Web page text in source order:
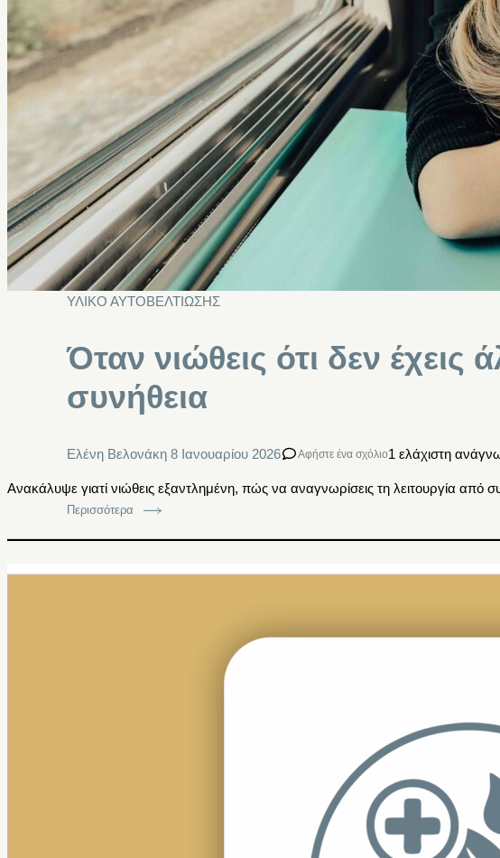
ΥΛΙΚΟ ΑΥΤΟΒΕΛΤΙΩΣΗΣ
Όταν νιώθεις ότι δεν έχεις
συνήθεια
Ελένη Βελονάκη 8 Ιανουαρίου 2026 Αφήστε ένα σχόλιο1 ελάχιστη
Ανακάλυψε γιατί νιώθεις εξαντλημένη, πώς να αναγνωρίσεις τη λειτουργία
Περισσότερα